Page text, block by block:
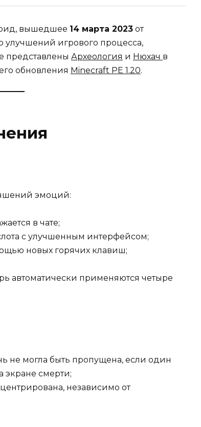
вышедшее 14 марта 2023 от
улучшений игрового процесса,
представлены Археология и Нюхач в
обновления Minecraft PE 1.20.
эмоций:
в чате;
с улучшенным интерфейсом;
новых горячих клавиш;
автоматически применяются четыре
не могла быть пропущена, если один
экране смерти;
независимо от